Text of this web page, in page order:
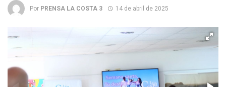
Por PRENSA LA COSTA 3 14 de abril de 2025